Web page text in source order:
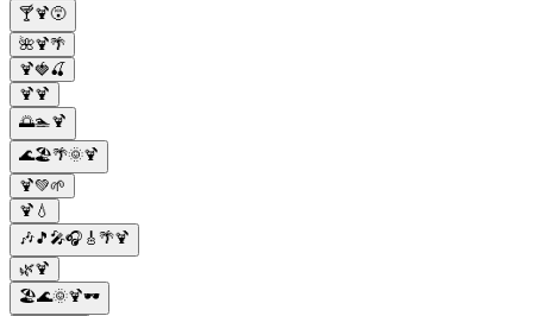
🍸🍹😵
🌺🍹🌴
🍹🍓🍒
🍹🍹
🌅🏊🍹
🌊🏖️🌴🌞🍹
🍹💚🌱
🍹💧
🎶🎵🎤🎧🎸🌴🍹
🌿🍹
🏖️🌊🌞🍹🕶️